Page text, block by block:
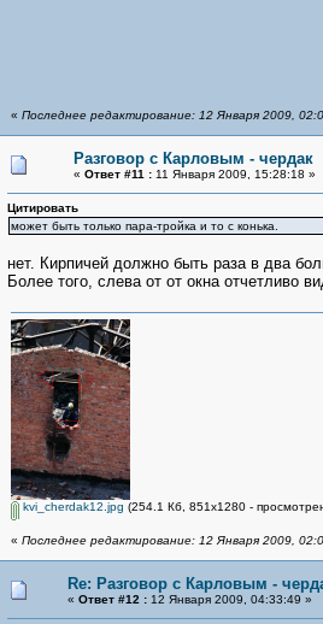
« Последнее редактирование: 12 Января 2009,
Разговор с Карловым - чердак
« Ответ #11 :11 Января 2009, 15:28:18 »
Цитировать
может быть только пара-тройка и то с конька.
нет. Кирпичей должно быть раза в два
Более того, слева от от окна отчетливо
kvi_cherdak12.jpg (254.1 Кб, 851x1280 -
« Последнее редактирование: 12 Января 2009,
Re: Разговор с Карловым -
« Ответ #12 :12 Января 2009, 04:33:49 »